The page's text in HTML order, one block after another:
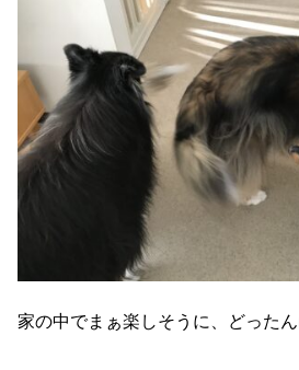
家の中でまぁ楽しそうに、どった